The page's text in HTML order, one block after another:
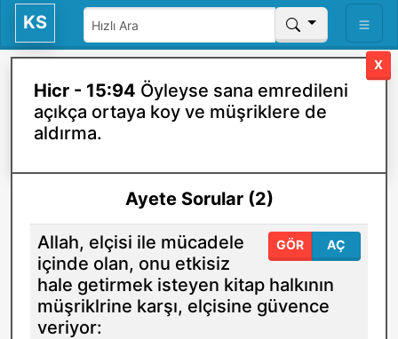
KS
Hicr - 15:94 Öyleyse sana emredileni
açıkça ortaya koy ve müşriklere de
aldırma.
X
Ayete Sorular (2)
GÖR AÇ
Allah, elçisi ile mücadele
içinde olan, onu etkisiz
hale getirmek isteyen kitap halkının
müşriklrine karşı, elçisine güvence
veriyor: